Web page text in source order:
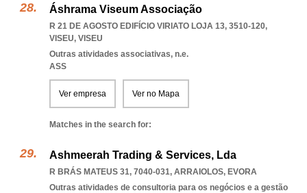
Áshrama Viseum Associação
R 21 DE AGOSTO EDIFÍCIO VIRIATO LOJA 13, 3510-120,
VISEU, VISEU
Outras atividades associativas, n.e.
ASS
Ver empresa Ver no Mapa
Matches in the search for:
Ashmeerah Trading & Services, Lda
R BRÁS MATEUS 31, 7040-031, ARRAIOLOS, EVORA
Outras atividades de consultoria para os negócios e a gestão